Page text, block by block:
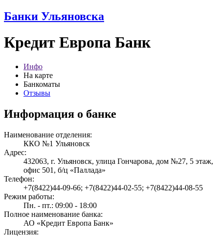
Банки Ульяновска
Кредит Европа Банк
Инфо
На карте
Банкоматы
Отзывы
Информация о банке
Наименование отделения:
ККО №1 Ульяновск
Адрес:
432063, г. Ульяновск, улица Гончарова, дом №27, 5 этаж,
офис 501, б/ц «Паллада»
Телефон:
+7(8422)44-09-66; +7(8422)44-02-55; +7(8422)44-08-55
Режим работы:
Пн. - пт.: 09:00 - 18:00
Полное наименование банка:
АО «Кредит Европа Банк»
Лицензия: